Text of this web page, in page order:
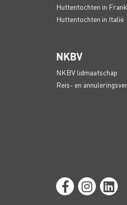
Huttentochten in
Huttentochten in Italië
NKBV
NKBV lidmaatschap
Reis- en